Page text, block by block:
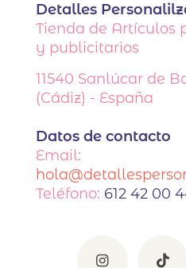
Detalles
Tienda de Artículos
y publicitarios
11540 Sanlúcar de
(Cádiz) - España
Datos de contacto
Email:
Teléfono: 612 42 00